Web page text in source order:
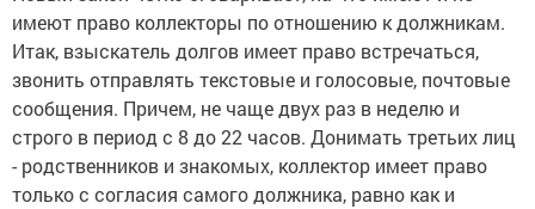
имеют право коллекторы по отношению к должникам.
Итак, взыскатель долгов имеет право встречаться,
звонить отправлять текстовые и голосовые, почтовые
сообщения. Причем, не чаще двух раз в неделю и
строго в период с 8 до 22 часов. Донимать третьих лиц
- родственников и знакомых, коллектор имеет право
только с согласия самого должника, равно как и